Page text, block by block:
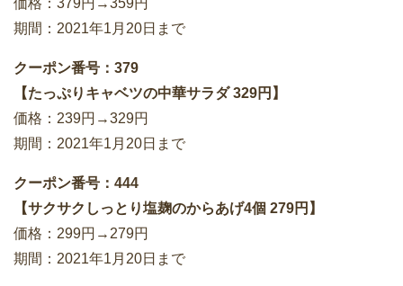
価格：379円→359円
期間：2021年1月20日まで
クーポン番号：379
【たっぷりキャベツの中華サラダ 329円】
価格：239円→329円
期間：2021年1月20日まで
クーポン番号：444
【サクサクしっとり塩麹のからあげ4個 279円】
価格：299円→279円
期間：2021年1月20日まで